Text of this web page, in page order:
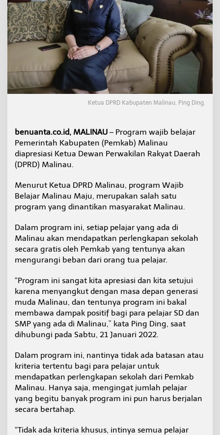
m
W
b
B
j
a
l
i
n
M
a
j
u
Ketua DPRD Kabupaten Malinau, Ping Ding.
benuanta.co.id, MALINAU – Program wajib belajar
Pemerintah Kabupaten (Pemkab) Malinau
diapresiasi Ketua Dewan Perwakilan Rakyat Daerah
(DPRD) Malinau.
Menurut Ketua DPRD Malinau, program Wajib
Belajar Malinau Maju, merupakan salah satu
program yang dinantikan masyarakat Malinau.
Dalam program ini, setiap pelajar yang ada di
Malinau akan mendapatkan perlengkapan sekolah
secara gratis oleh Pemkab yang tentunya akan
mengurangi beban dari orang tua pelajar.
“Program ini sangat kita apresiasi dan kita setujui
karena menyangkut dengan masa depan generasi
muda Malinau, dan tentunya program ini bakal
membawa dampak positif bagi para pelajar SD dan
SMP yang ada di Malinau,” kata Ping Ding, saat
dihubungi pada Sabtu, 21 Januari 2022.
Dalam program ini, nantinya tidak ada batasan atau
kriteria tertentu bagi para pelajar untuk
mendapatkan perlengkapan sekolah dari Pemkab
Malinau. Hanya saja, mengingat jumlah pelajar
yang begitu banyak program ini pun harus berjalan
secara bertahap.
“Tidak ada kriteria khusus, intinya semua pelajar